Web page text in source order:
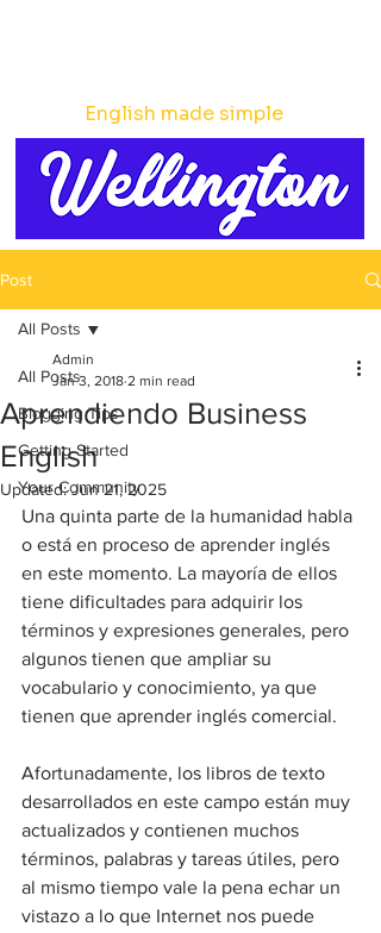
English made simple
Post
All Posts
Blogging Tips
Getting Started
Your Community
All Posts
Aprendiendo Business
English
Admin
Jan 3, 2018 2 min read
Updated:Jun 21, 2025
Una quinta parte de la humanidad habla
o está en proceso de aprender inglés
en este momento. La mayoría de ellos
tiene dificultades para adquirir los
términos y expresiones generales, pero
algunos tienen que ampliar su
vocabulario y conocimiento, ya que
tienen que aprender inglés comercial.
Afortunadamente, los libros de texto
desarrollados en este campo están muy
actualizados y contienen muchos
términos, palabras y tareas útiles, pero
al mismo tiempo vale la pena echar un
vistazo a lo que Internet nos puede